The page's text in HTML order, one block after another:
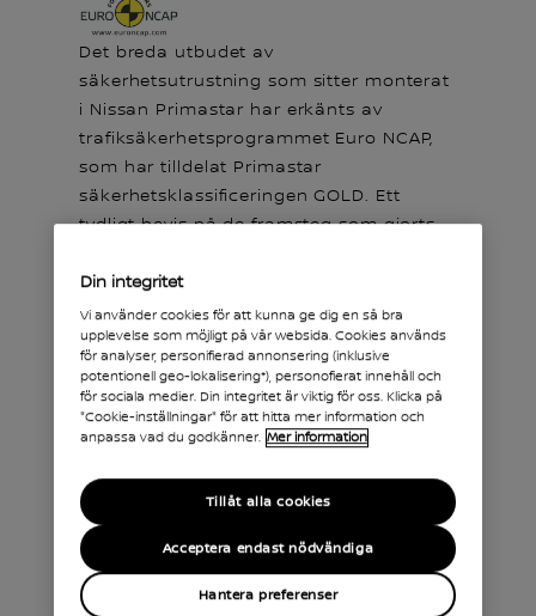
Det breda utbudet av
säkerhetsutrustning som sitter monterat
i Nissan Primastar har erkänts av
trafiksäkerhetsprogrammet Euro NCAP,
som har tilldelat Primastar
säkerhetsklassificeringen GOLD. Ett
tydligt bevis på de framsteg som gjorts
Kör säkert
och håll dig
skyddad
KÖRASSISTANS
Nissan Primastar är nu ännu säkrare
Din integritet
Vi använder cookies för att kunna ge dig en så bra
upplevelse som möjligt på vår websida. Cookies används
för analyser, personifierad annonsering (inklusive
potentionell geo-lokalisering*), personofierat innehåll och
för sociala medier. Din integritet är viktig för oss. Klicka på
"Cookie-inställningar" för att hitta mer information och
anpassa vad du godkänner. Mer information
Hantera preferenser
Acceptera endast nödvändiga
Tillåt alla cookies